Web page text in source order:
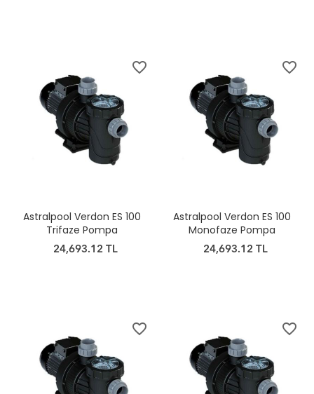
favorite_border
Astralpool Verdon ES 100
Trifaze Pompa
24,693.12 TL
favorite_border
Astralpool Verdon ES 100
Monofaze Pompa
24,693.12 TL
favorite_border favorite_border